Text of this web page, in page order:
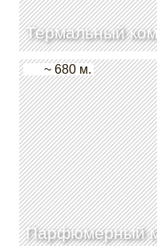
Термальный
Парфюмерный
~ 680 м.